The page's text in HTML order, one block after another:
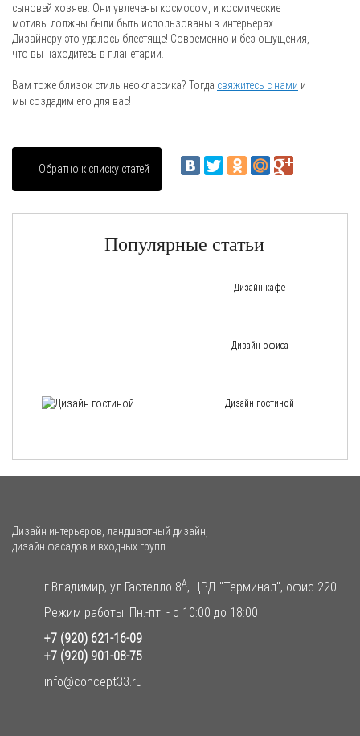
сыновей хозяев. Они увлечены космосом, и космические
мотивы должны были быть использованы в интерьерах.
Дизайнеру это удалось блестяще! Современно и без ощущения,
что вы находитесь в планетарии.
Вам тоже близок стиль неоклассика? Тогда свяжитесь с нами и
мы создадим его для вас!
Обратно к списку статей
Популярные статьи
Дизайн кафе
Дизайн офиса
Дизайн гостиной
Дизайн интерьеров, ландшафтный дизайн,
дизайн фасадов и входных групп.
г.Владимир, ул.Гастелло 8A, ЦРД "Терминал", офис 220
Режим работы: Пн.-пт. - с 10:00 до 18:00
+7 (920) 621-16-09
+7 (920) 901-08-75
info@concept33.ru